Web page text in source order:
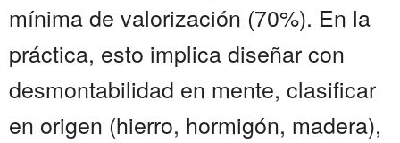
mínima de valorización (70%). En la
práctica, esto implica diseñar con
desmontabilidad en mente, clasificar
en origen (hierro, hormigón, madera),